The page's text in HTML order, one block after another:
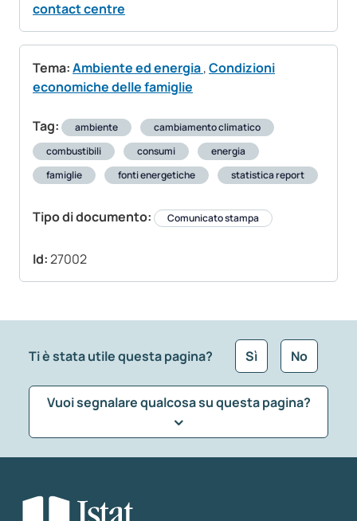
contact centre
Tema:Ambiente ed energia,Condizioni
economiche delle famiglie
Tag: ambiente
cambiamento climatico
combustibili
consumi
energia
famiglie
fonti energetiche statistica report
Tipo di documento: Comunicato stampa
Id:27002
Ti è stata utile questa pagina? Sì No
Vuoi segnalare qualcosa su questa pagina?
Seleziona la tipologia della segnalazione